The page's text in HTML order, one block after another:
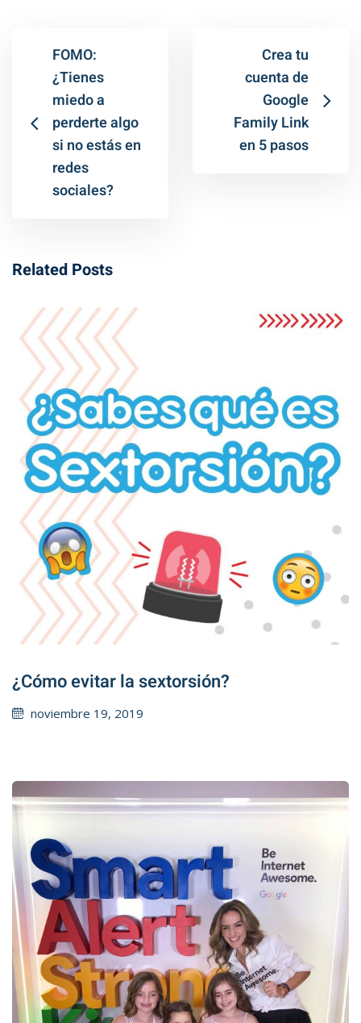
FOMO:
¿Tienes
miedo a
perderte algo
si no estás en
redes
sociales?
Crea tu
cuenta de
Google
Family Link
en 5 pasos
Related Posts
¿Cómo evitar la sextorsión?
Posted
noviembre 19, 2019